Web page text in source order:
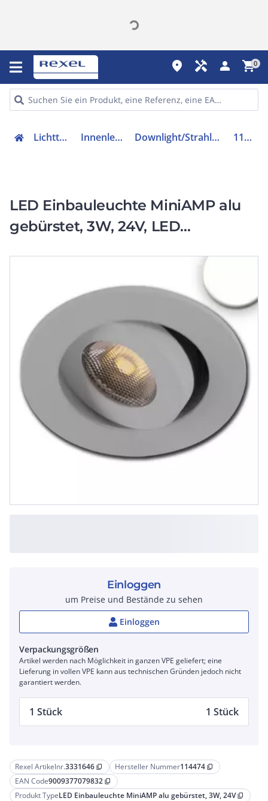
place handyman person shopping_cart0
Lichttechnik Innenleuchten Downlight/Strahler/Flutlicht 114474
LED Einbauleuchte MiniAMP alu
gebürstet, 3W, 24V, LED
Rexel Artikelnr.3331646 content_copy Hersteller Nummer114474 content_copy
EAN Code9009377079832 content_copy
Produkt TypeLED Einbauleuchte MiniAMP alu gebürstet, 3W, 24V content_copy
Einloggen
um Preise und Bestände zu sehen
Einloggen
Verpackungsgrößen
Artikel werden nach Möglichkeit in ganzen VPE geliefert; eine
Lieferung in vollen VPE kann aus technischen Gründen jedoch nicht
garantiert werden.
1 Stück 1 Stück